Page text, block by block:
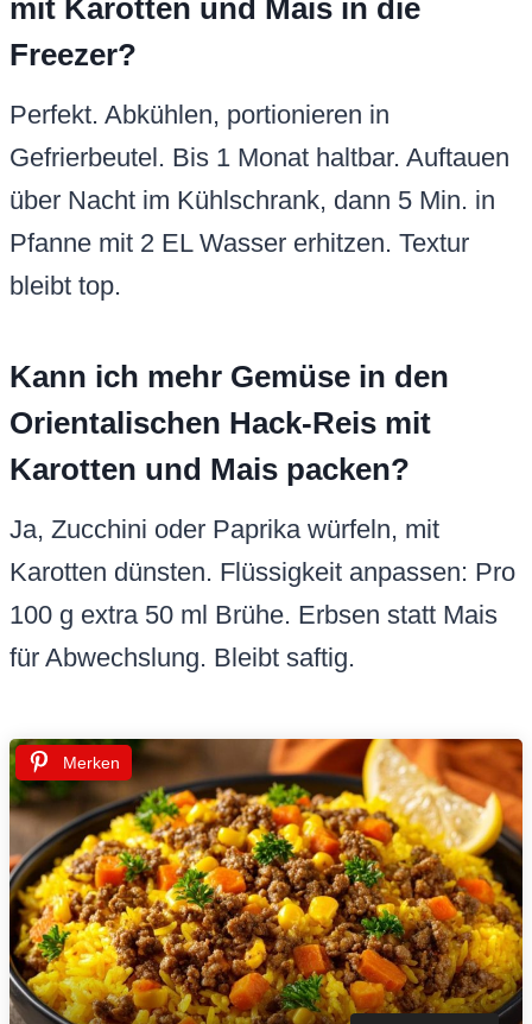
mit Karotten und Mais in die
Freezer?
Perfekt. Abkühlen, portionieren in
Gefrierbeutel. Bis 1 Monat haltbar. Auftauen
über Nacht im Kühlschrank, dann 5 Min. in
Pfanne mit 2 EL Wasser erhitzen. Textur
bleibt top.
Kann ich mehr Gemüse in den
Orientalischen Hack-Reis mit
Karotten und Mais packen?
Ja, Zucchini oder Paprika würfeln, mit
Karotten dünsten. Flüssigkeit anpassen: Pro
100 g extra 50 ml Brühe. Erbsen statt Mais
für Abwechslung. Bleibt saftig.
Merken